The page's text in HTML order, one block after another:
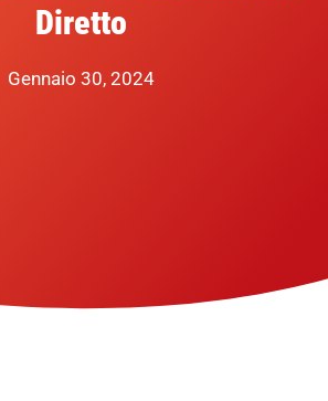
Diretto
Gennaio 30, 2024